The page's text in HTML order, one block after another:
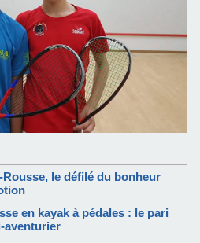
Rousse, le défilé du bonheur
en kayak à pédales : le pari
aventurier